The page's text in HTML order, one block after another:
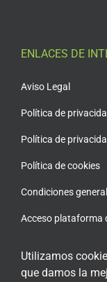
ENLACES DE
Aviso Legal
Política de
Política de
Política de cookies
Condiciones
Acceso plataforma
Utilizamos
que damos la